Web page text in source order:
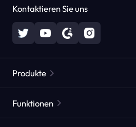
Kontaktieren Sie uns
Produkte
Funktionen